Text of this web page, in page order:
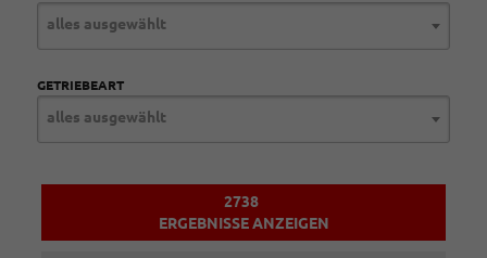
alles ausgewählt
GETRIEBEART
alles ausgewählt
2738
ERGEBNISSE ANZEIGEN